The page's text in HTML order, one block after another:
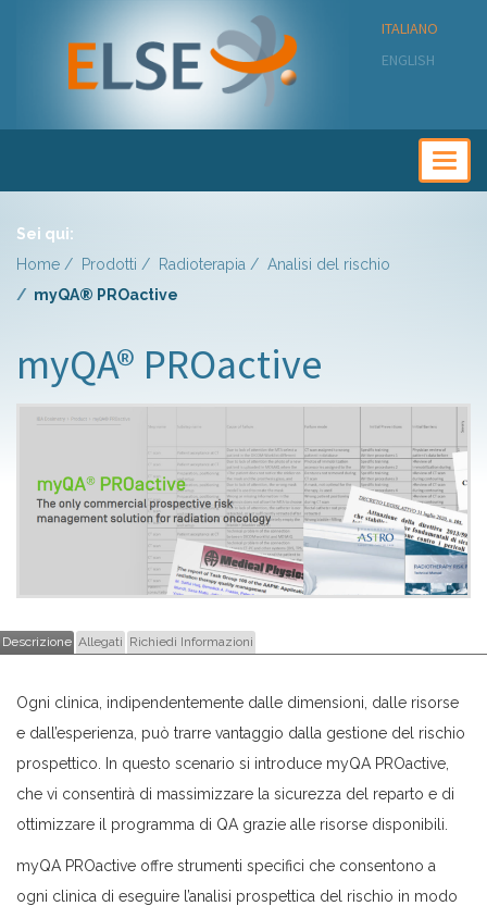
ITALIANO
ENGLISH
Sei qui:
Home
Prodotti Radioterapia
Analisi del rischio
myQA® PROactive
myQA® PROactive
Descrizione Allegati Richiedi Informazioni
Ogni clinica, indipendentemente dalle dimensioni, dalle risorse
e dall’esperienza, può trarre vantaggio dalla gestione del rischio
prospettico. In questo scenario si introduce myQA PROactive,
che vi consentirà di massimizzare la sicurezza del reparto e di
ottimizzare il programma di QA grazie alle risorse disponibili.
myQA PROactive offre strumenti specifici che consentono a
ogni clinica di eseguire l’analisi prospettica del rischio in modo